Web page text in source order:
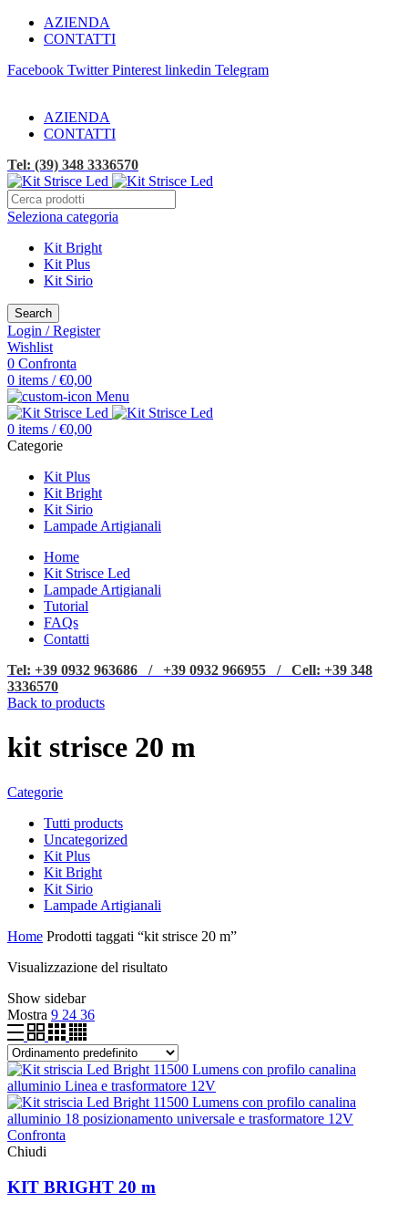
AZIENDA
CONTATTI
Facebook Twitter Pinterest linkedin Telegram
AZIENDA
CONTATTI
Tel: (39) 348 3336570
Seleziona categoria
Kit Bright
Kit Plus
Kit Sirio
Search
Login / Register
Wishlist
0 Confronta
0 items / €0,00
Menu
0 items / €0,00
Categorie
Kit Plus
Kit Bright
Kit Sirio
Lampade Artigianali
Home
Kit Strisce Led
Lampade Artigianali
Tutorial
FAQs
Contatti
Tel: +39 0932 963686 / +39 0932 966955 / Cell: +39 348
3336570
Back to products
kit strisce 20 m
Categorie
Tutti products
Uncategorized
Kit Plus
Kit Bright
Kit Sirio
Lampade Artigianali
Home Prodotti taggati “kit strisce 20 m”
Visualizzazione del risultato
Show sidebar
Mostra 9 24 36
Confronta
Chiudi
KIT BRIGHT 20 m